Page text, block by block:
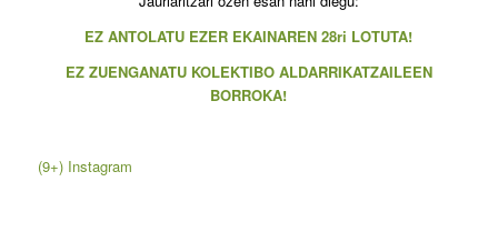
EZ ANTOLATU EZER EKAINAREN 28ri LOTUTA!
EZ ZUENGANATU KOLEKTIBO ALDARRIKATZAILEEN
BORROKA!
(9+) Instagram